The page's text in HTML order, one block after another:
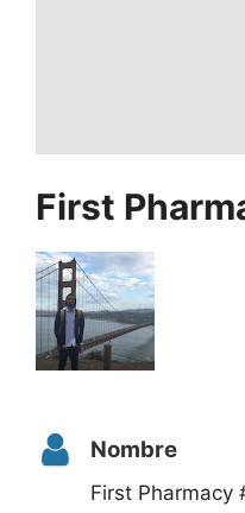
First
Nombre
First Pharmacy